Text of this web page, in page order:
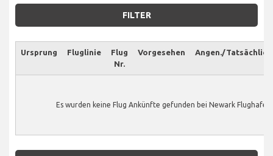
FILTER
Ursprung Fluglinie
Flug
Nr.
Vorgesehen Angen./Tatsächlich
Es wurden keine Flug Ankünfte gefunden bei Newark Flughafen.